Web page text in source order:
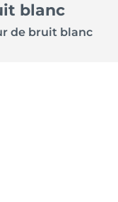
blanc
de bruit blanc